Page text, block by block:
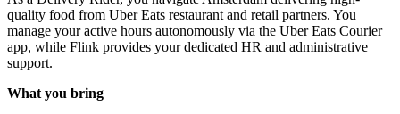
quality food from Uber Eats restaurant and retail partners. You
manage your active hours autonomously via the Uber Eats Courier
app, while Flink provides your dedicated HR and administrative
support.
What you bring